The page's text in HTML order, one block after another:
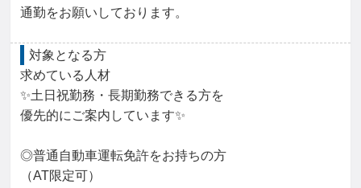
通勤をお願いしております。
対象となる方
求めている人材
✨土日祝勤務・長期勤務できる方を
優先的にご案内しています✨
◎普通自動車運転免許をお持ちの方
（AT限定可）